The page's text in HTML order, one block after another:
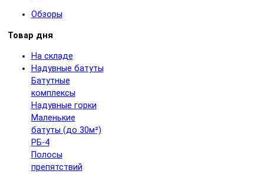
Обзоры
Товар дня
На складе
Надувные батуты
Батутные
комплексы
Надувные горки
Маленькие
батуты (до 30м²)
РБ-4
Полосы
препятствий